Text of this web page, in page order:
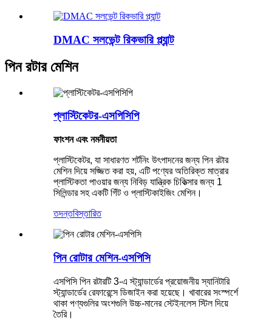
DMAC সলভেন্ট রিকভারি প্ল্যান্ট
পিন রটার মেশিন
প্লাস্টিকেটর-এসপিসিপি
ফাংশন এবং নমনীয়তা
প্লাস্টিকেটর, যা সাধারণত শর্টনিং উৎপাদনের জন্য পিন রটার
মেশিন দিয়ে সজ্জিত করা হয়, এটি পণ্যের অতিরিক্ত মাত্রার
প্লাস্টিকতা পাওয়ার জন্য নিবিড় যান্ত্রিক চিকিত্সার জন্য 1
সিলিন্ডার সহ একটি গিঁট ও প্লাস্টিকাইজিং মেশিন।
তদন্তবিস্তারিত
পিন রোটার মেশিন-এসপিসি
এসপিসি পিন রটারটি 3-এ স্ট্যান্ডার্ডের প্রয়োজনীয় স্যানিটারি
স্ট্যান্ডার্ডের রেফারেন্সে ডিজাইন করা হয়েছে। খাবারের সংস্পর্শে
থাকা পণ্যগুলির অংশগুলি উচ্চ-মানের স্টেইনলেস স্টিল দিয়ে
তৈরি।